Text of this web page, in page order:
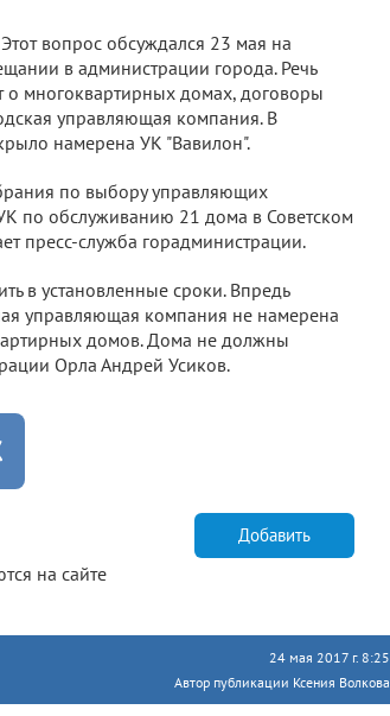
Этот вопрос обсуждался 23 мая на
в администрации города. Речь
о многоквартирных домах, договоры
управляющая компания. В
намерена УК "Вавилон".
по выбору управляющих
по обслуживанию 21 дома в Советском
пресс-служба горадминистрации.
в установленные сроки. Впредь
управляющая компания не намерена
домов. Дома не должны
Орла Андрей Усиков.
на сайте
Добавить
24 мая 2017 г. 8:25
Автор публикации Ксения Волкова